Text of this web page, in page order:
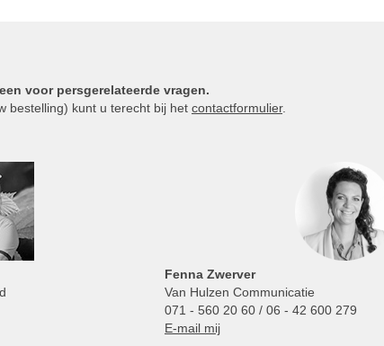
voor persgerelateerde vragen.
bestelling) kunt u terecht bij het contactformulier.
Fenna Zwerver
Van Hulzen Communicatie
071 - 560 20 60 / 06 - 42 600 279
E-mail mij